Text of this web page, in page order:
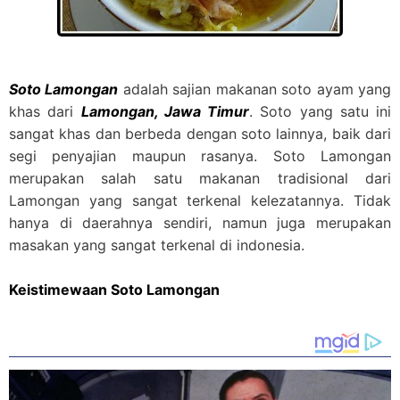
Soto Lamongan adalah sajian makanan soto ayam yang
khas dari Lamongan, Jawa Timur. Soto yang satu ini
sangat khas dan berbeda dengan soto lainnya, baik dari
segi penyajian maupun rasanya. Soto Lamongan
merupakan salah satu makanan tradisional dari
Lamongan yang sangat terkenal kelezatannya. Tidak
hanya di daerahnya sendiri, namun juga merupakan
masakan yang sangat terkenal di indonesia.
Keistimewaan Soto Lamongan